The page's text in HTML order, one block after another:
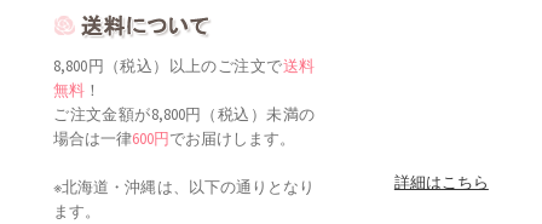
8,800円（税込）以上のご注文で送料
無料 ！
ご注文金額が8,800円（税込）未満の
場合は一律600円でお届けします。
※北海道・沖縄は、以下の通りとなり
ます。
詳細はこちら